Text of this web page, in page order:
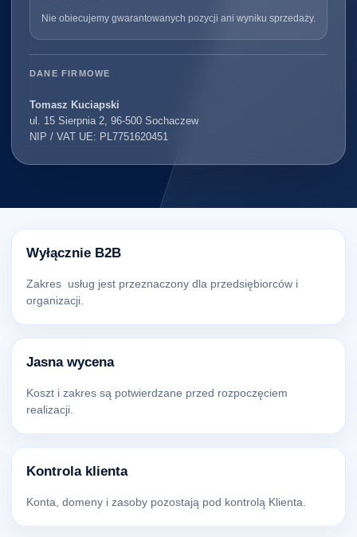
Nie obiecujemy gwarantowanych pozycji ani wyniku sprzedaży.
DANE FIRMOWE
Tomasz Kuciapski
ul. 15 Sierpnia 2, 96-500 Sochaczew
NIP / VAT UE: PL7751620451
Wyłącznie B2B
Zakres usług jest przeznaczony dla przedsiębiorców i
organizacji.
Jasna wycena
Koszt i zakres są potwierdzane przed rozpoczęciem
realizacji.
Kontrola klienta
Konta, domeny i zasoby pozostają pod kontrolą Klienta.